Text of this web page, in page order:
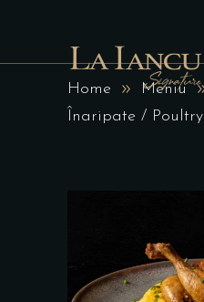
Home
Meniu
Înaripate / Poultry